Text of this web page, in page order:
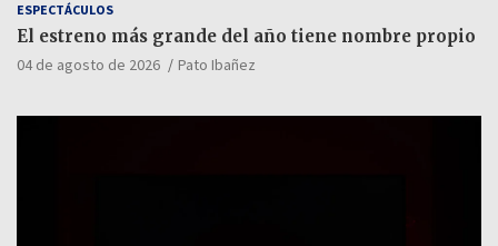
ESPECTÁCULOS
El estreno más grande del año tiene nombre propio
04 de agosto de 2026 Pato Ibañez